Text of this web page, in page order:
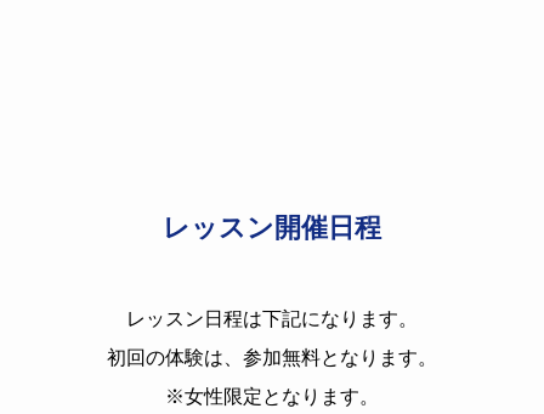
レッスン開催日程
レッスン日程は下記になります。
初回の体験は、参加無料となります。
※女性限定となります。